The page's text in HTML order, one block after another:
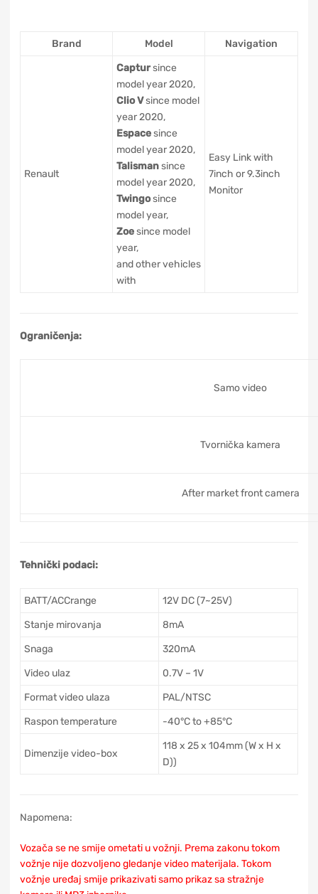
Brand Model Navigation
Renault
Captursince
model year 2020,
Clio Vsince model
year 2020,
Espacesince
model year 2020,
Talismansince
model year 2020,
Twingosince
model year,
Zoesince model
year,
and other vehicles
with
Easy Link with
7inch or 9.3inch
Monitor
Ograničenja:
Samo video
Tvornička kamera
After market front camera
Tehnički podaci:
BATT/ACCrange
12V DC (7~25V)
Stanje mirovanja
8mA
Snaga
320mA
Video ulaz
0.7V – 1V
Format video ulaza
PAL/NTSC
Raspon temperature
-40°C to +85°C
Dimenzije video-box
118 x 25 x 104mm (W x H x
D))
Napomena:
Vozača se ne smije ometati u vožnji. Prema zakonu tokom
vožnje nije dozvoljeno gledanje video materijala. Tokom
vožnje uređaj smije prikazivati samo prikaz sa stražnje